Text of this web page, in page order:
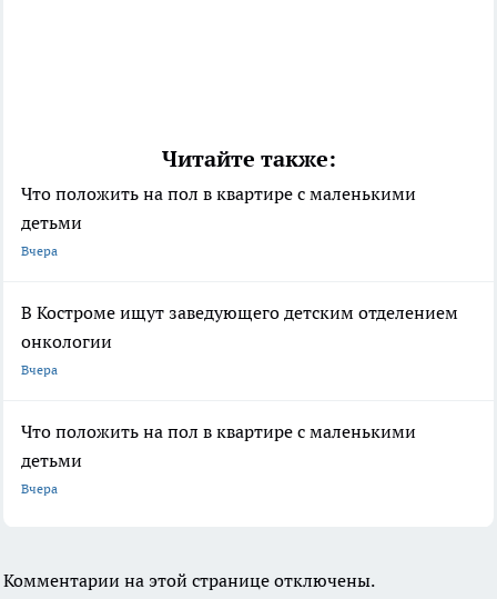
Читайте также:
Что положить на пол в квартире с маленькими
детьми
Вчера
В Костроме ищут заведующего детским отделением
онкологии
Вчера
Что положить на пол в квартире с маленькими
детьми
Вчера
Комментарии на этой странице отключены.